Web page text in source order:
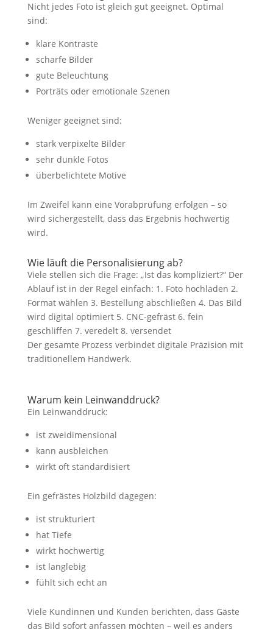
Nicht jedes Foto ist gleich gut geeignet. Optimal
sind:
klare Kontraste
scharfe Bilder
gute Beleuchtung
Porträts oder emotionale Szenen
Weniger geeignet sind:
stark verpixelte Bilder
sehr dunkle Fotos
überbelichtete Motive
Im Zweifel kann eine Vorabprüfung erfolgen – so
wird sichergestellt, dass das Ergebnis hochwertig
wird.
Wie läuft die Personalisierung ab?
Viele stellen sich die Frage: „Ist das kompliziert?“ Der
Ablauf ist in der Regel einfach: 1. Foto hochladen 2.
Format wählen 3. Bestellung abschließen 4. Das Bild
wird digital optimiert 5. CNC-gefräst 6. fein
geschliffen 7. veredelt 8. versendet
Der gesamte Prozess verbindet digitale Präzision mit
traditionellem Handwerk.
Warum kein Leinwanddruck?
Ein Leinwanddruck:
ist zweidimensional
kann ausbleichen
wirkt oft standardisiert
Ein gefrästes Holzbild dagegen:
ist strukturiert
hat Tiefe
wirkt hochwertig
ist langlebig
fühlt sich echt an
Viele Kundinnen und Kunden berichten, dass Gäste
das Bild sofort anfassen möchten – weil es anders